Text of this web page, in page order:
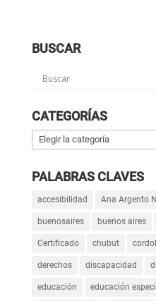
BUSCAR
CATEGORÍAS
Categorías
PALABRAS CLAVES
accesibilidad Ana Argento
buenosaires buenos aires
Certificado chubut
derechos discapacidad
educación educación